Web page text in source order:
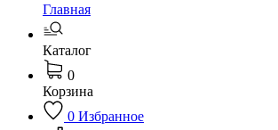
Главная
Каталог
0
Корзина
0 Избранное